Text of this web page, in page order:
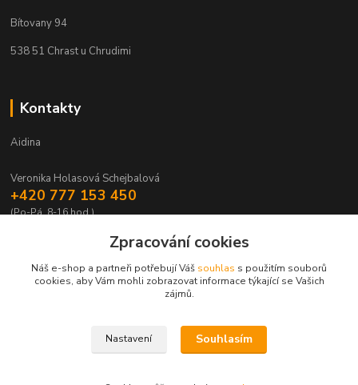
Bítovany 94
538 51 Chrast u Chrudimi
Kontakty
Aidina
Veronika Holasová Schejbalová
+420 777 153 450
(Po-Pá, 8-16 hod.)
eshop@aidina.cz
Upravit sběr cookies.
Zpracování cookies
Náš e-shop a partneři potřebují Váš souhlas s použitím souborů
cookies, aby Vám mohli zobrazovat informace týkající se Vašich
zájmů.
Nastavení Souhlasím